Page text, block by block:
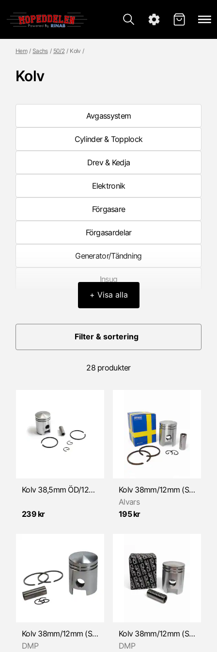
Hem Sachs 50/2 Kolv
Kolv
Avgassystem
Cylinder & Topplock
Drev & Kedja
Elektronik
Förgasare
Förgasardelar
Generator/Tändning
Insug
Kolv
Koppling
Litteratur
Packningar & Packboxar
Vevparti/reservdelar
Växelmekanism
+ Visa alla
Filter & sortering
28 produkter
Kolv 38,5mm ÖD/12mm (Sachs) NTS
239 kr
Kolv 38mm/12mm (Sachs) ALVARS
Alvars
195 kr
Kolv 38mm/12mm (Sachs) DMP
DMP
Kolv 38mm/12mm (Sachs) DMP
DMP